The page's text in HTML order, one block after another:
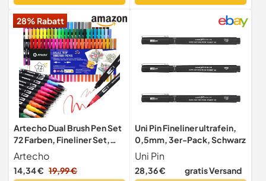
28% Rabatt
Artecho Dual Brush Pen Set
72 Farben, Fineliner Set,
Filzstifte Dicke und Dünne,
Pinselstifte set, Stifte für
Bullet journal, Kalligraphie,
Artecho
14,34 € 19,99 €
Uni Pin Fineliner ultrafein,
0,5mm, 3er-Pack, Schwarz
Uni Pin
28,36 € gratis Versand